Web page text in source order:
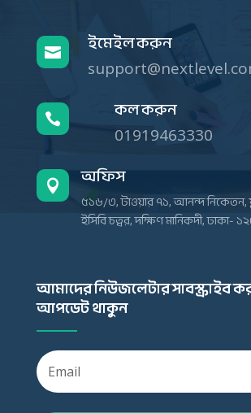
 ইমেইল করুন
 কল করুন
01919463330
 অফিস
৫১৬/৩, টাওয়ার ৭১, আনন্দ নিকেতন,
ইসিবি চত্বর, দক্ষিণ মানিকদী, ঢাকা-
আমাদের নিউজলেটার সাবস্ক্রাইব
আপডেট থাকুন